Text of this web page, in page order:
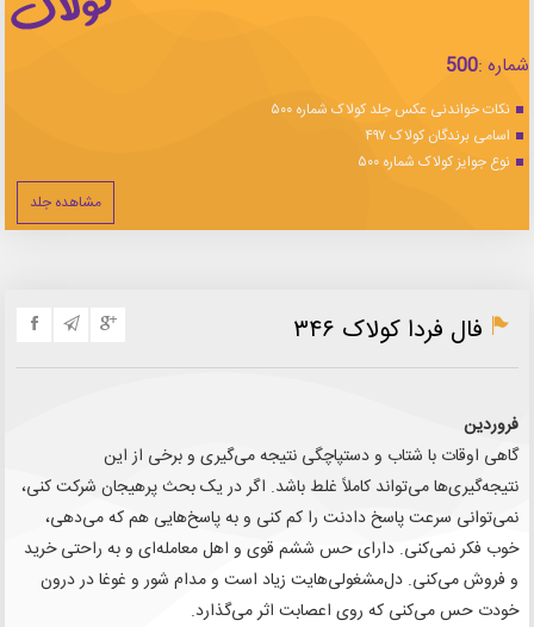
شماره :500
نکات خواندنی عکس جلد کولاک شماره ۵۰۰
اسامی برندگان کولاک ۴۹۷
نوع جوایز کولاک شماره ۵۰۰
مشاهده جلد
فال فردا کولاک ۳۴۶
فروردین
گاهی اوقات با شتاب و دستپاچگی نتیجه می‌گیری و برخی از این
نتیجه‌گیری‌ها می‌تواند کاملاً غلط باشد. اگر در یک بحث پرهیجان شرکت کنی،
نمی‌توانی سرعت پاسخ دادنت را کم کنی و به پاسخ‌هایی هم که می‌دهی،
خوب فکر نمی‌کنی. دارای حس ششم قوی و اهل معامله‌ای و به راحتی خرید
و فروش می‌کنی. دل‌مشغولی‌هایت زیاد است و مدام شور و غوغا در درون
خودت حس می‌کنی که روی اعصابت اثر می‌گذارد.